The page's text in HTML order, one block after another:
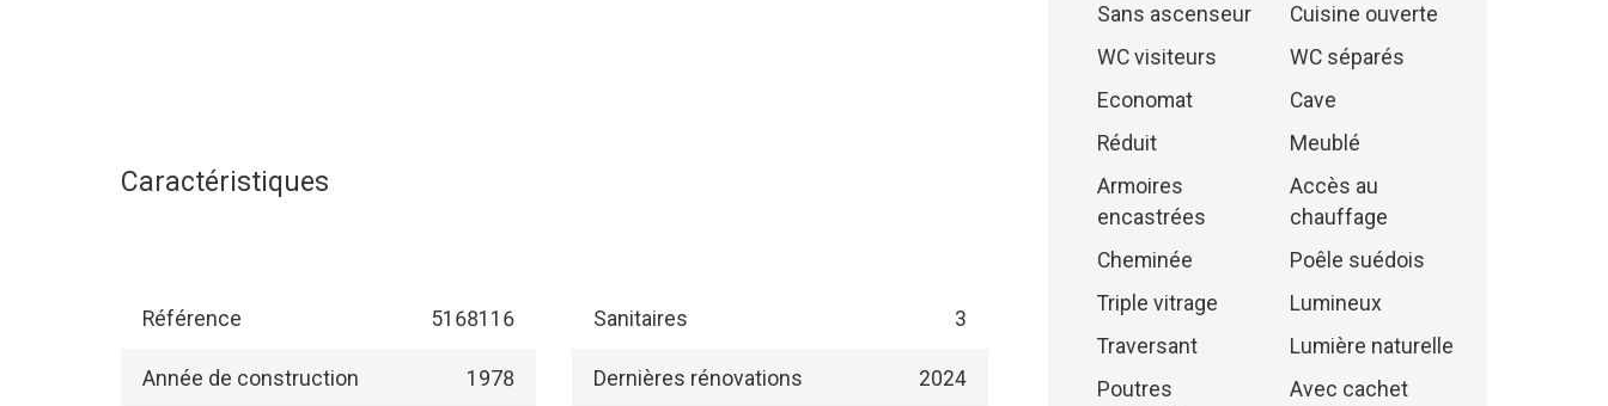
Caractéristiques
Référence 5168116 Sanitaires 3
Année de construction 1978 Dernières rénovations 2024
Sans ascenseur
Cuisine ouverte
WC visiteurs
WC séparés
Economat
Cave
Réduit
Meublé
Armoires
encastrées
Accès au
chauffage
Cheminée
Poêle suédois
Triple vitrage
Lumineux
Traversant
Lumière naturelle
Poutres
Avec cachet